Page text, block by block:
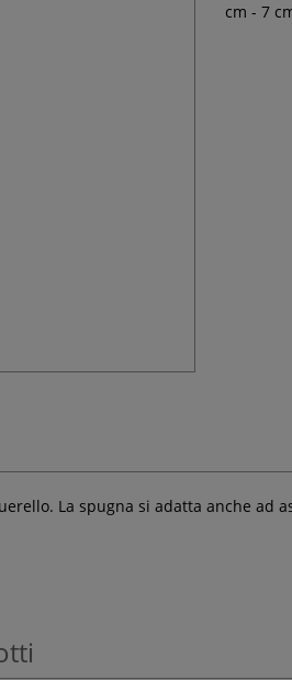
cm - 7
La spugna si adatta anche ad